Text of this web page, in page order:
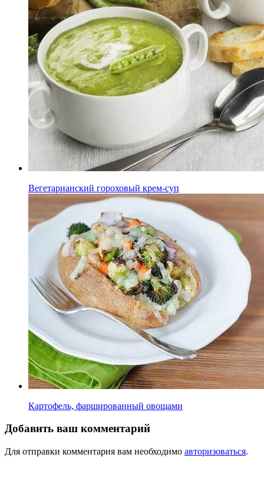
Вегетарианский гороховый крем-суп
Картофель, фаршированный овощами
Добавить ваш комментарий
Для отправки комментария вам необходимо авторизоваться.